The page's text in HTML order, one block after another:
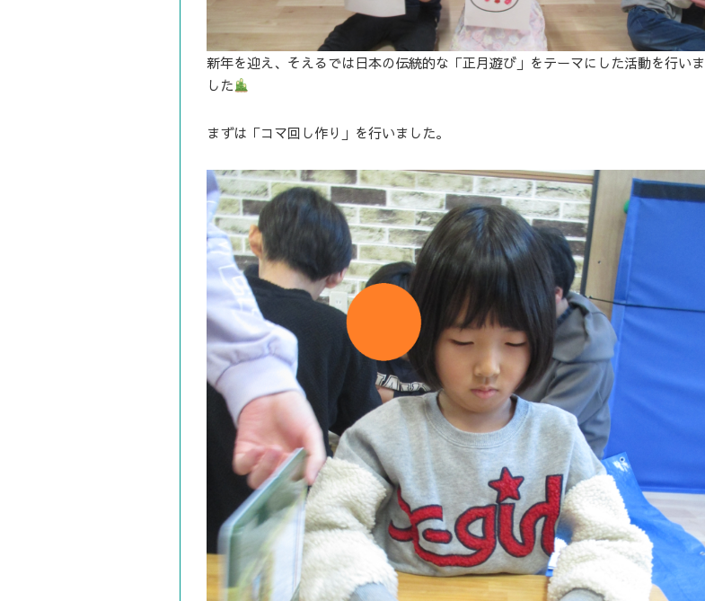
新年を迎え、そえるでは日本の伝統的な「正月遊び」をテーマにした活動を行いま
した
まずは「コマ回し作り」を行いました。